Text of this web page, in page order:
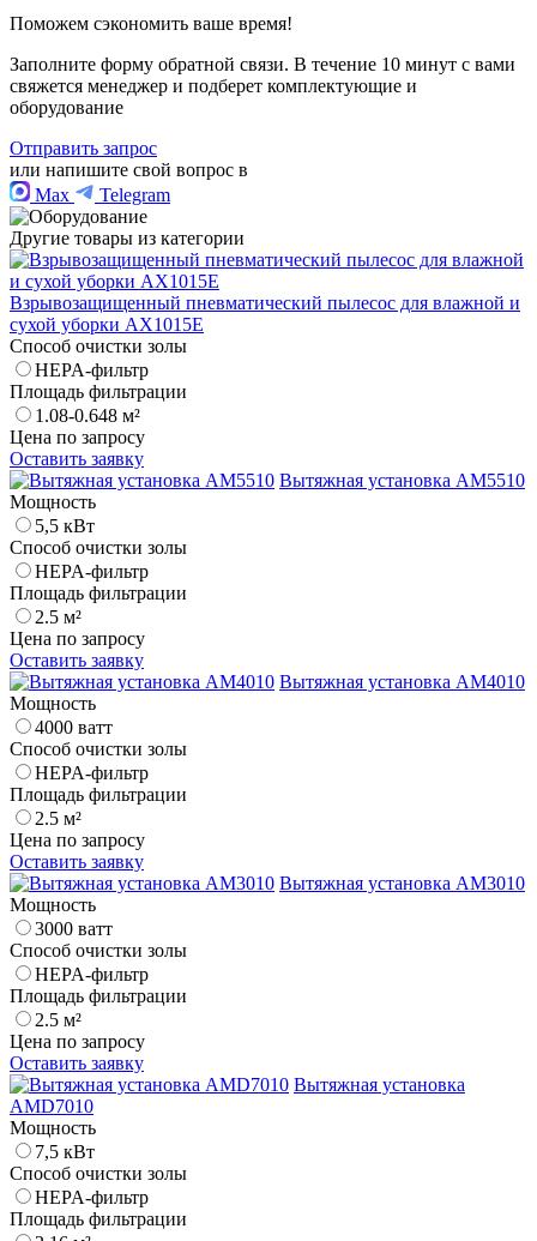
Поможем сэкономить ваше время!
Заполните форму обратной связи. В течение 10 минут с вами
свяжется менеджер и подберет комплектующие и
оборудование
Отправить запрос
или напишите свой вопрос в
Max
Telegram
Другие товары из категории
Взрывозащищенный пневматический пылесос для влажной и
сухой уборки AX1015E
Способ очистки золы
HEPA-фильтр
Площадь фильтрации
1.08-0.648 м²
Цена по запросу
Оставить заявку
Вытяжная установка AM5510
Мощность
5,5 кВт
Способ очистки золы
HEPA-фильтр
Площадь фильтрации
2.5 м²
Цена по запросу
Оставить заявку
Вытяжная установка AM4010
Мощность
4000 ватт
Способ очистки золы
HEPA-фильтр
Площадь фильтрации
2.5 м²
Цена по запросу
Оставить заявку
Вытяжная установка AM3010
Мощность
3000 ватт
Способ очистки золы
HEPA-фильтр
Площадь фильтрации
2.5 м²
Цена по запросу
Оставить заявку
Вытяжная установка
AMD7010
Мощность
7,5 кВт
Способ очистки золы
HEPA-фильтр
Площадь фильтрации